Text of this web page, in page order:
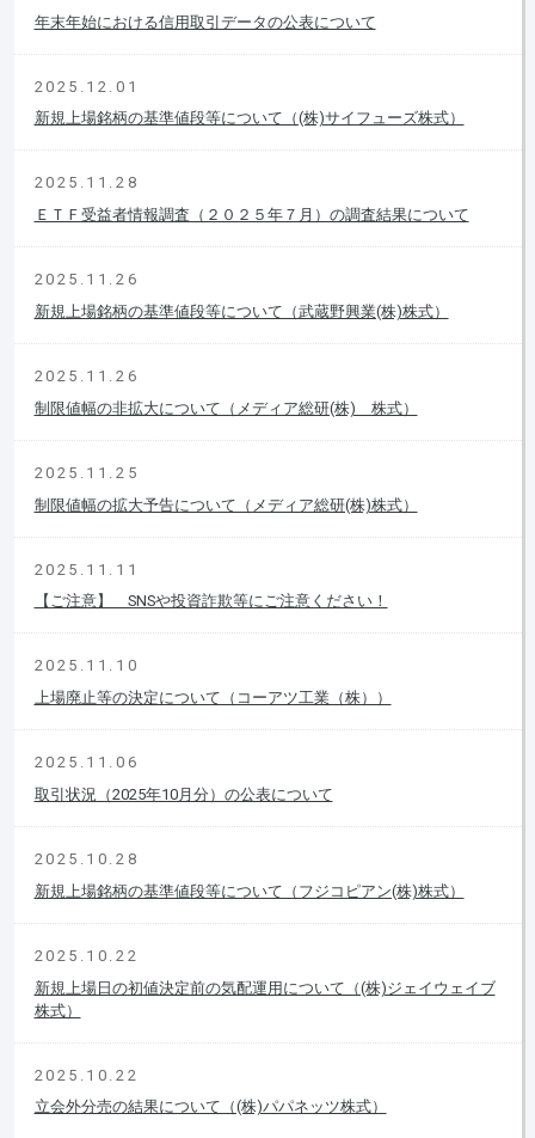
年末年始における信用取引データの公表について
2025.12.01
新規上場銘柄の基準値段等について（(株)サイフューズ株式）
2025.11.28
ＥＴＦ受益者情報調査（２０２５年７月）の調査結果について
2025.11.26
新規上場銘柄の基準値段等について（武蔵野興業(株)株式）
2025.11.26
制限値幅の非拡大について（メディア総研(株) 株式）
2025.11.25
制限値幅の拡大予告について（メディア総研(株)株式）
2025.11.11
【ご注意】 SNSや投資詐欺等にご注意ください！
2025.11.10
上場廃止等の決定について（コーアツ工業（株））
2025.11.06
取引状況（2025年10月分）の公表について
2025.10.28
新規上場銘柄の基準値段等について（フジコピアン(株)株式）
2025.10.22
新規上場日の初値決定前の気配運用について（(株)ジェイウェイブ
株式）
2025.10.22
立会外分売の結果について（(株)パパネッツ株式）